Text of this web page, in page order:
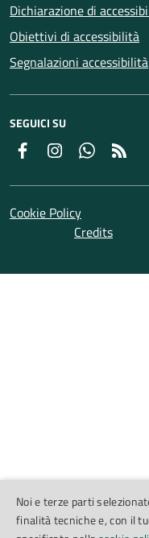
Dichiarazione di
Obiettivi di accessibilità
Segnalazioni accessibilità
SEGUICI SU
FacebookInstagramWhatsapp
Cookie Policy
Credits
Noi e terze parti
finalità tecniche e, con il